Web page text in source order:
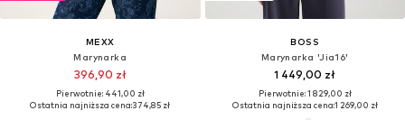
MEXX
Marynarka
396,90 zł
Pierwotnie: 441,00 zł
Ostatnia najniższa cena:374,85 zł
BOSS
Marynarka 'Jia16'
1 449,00 zł
Pierwotnie: 1 829,00 zł
Ostatnia najniższa cena:1 269,00 zł